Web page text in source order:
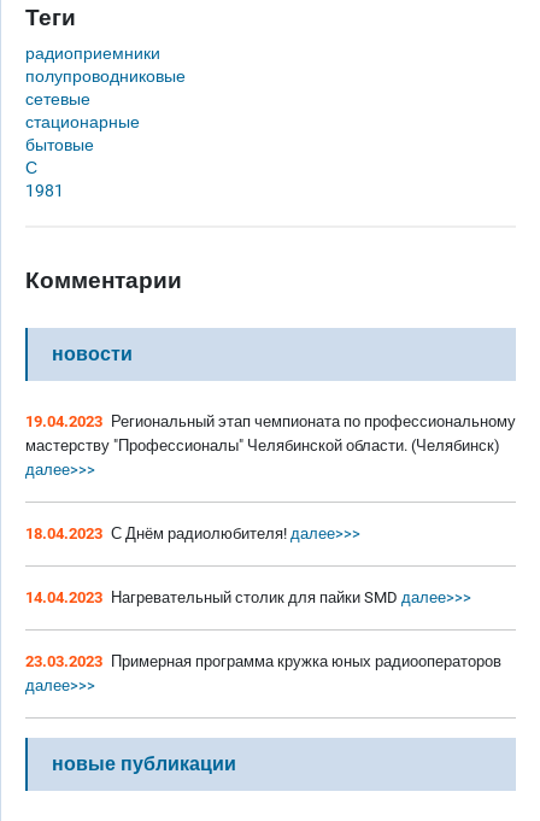
Теги
радиоприемники
полупроводниковые
сетевые
стационарные
бытовые
С
1981
Комментарии
новости
19.04.2023 Региональный этап чемпионата по профессиональному
мастерству "Профессионалы" Челябинской области. (Челябинск)
далее>>>
18.04.2023 С Днём радиолюбителя! далее>>>
14.04.2023 Нагревательный столик для пайки SMD далее>>>
23.03.2023 Примерная программа кружка юных радиооператоров
далее>>>
новые публикации